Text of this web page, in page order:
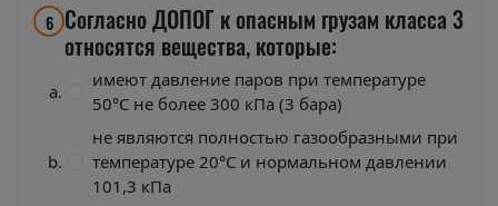
6 Согласно ДОПОГ к опасным грузам класса 3
относятся вещества, которые:
имеют давление паров при температуре
50°С не более 300 кПа (3 бара)
не являются полностью газообразными при
температуре 20°С и нормальном давлении
101,3 кПа